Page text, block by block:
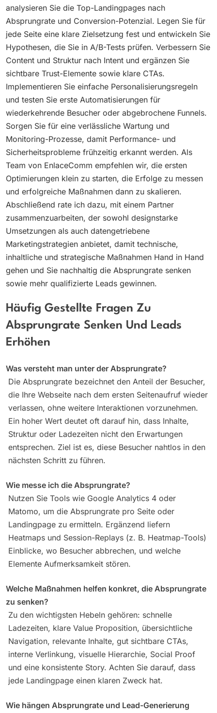
analysieren Sie die Top-Landingpages nach
Absprungrate und Conversion-Potenzial. Legen Sie für
jede Seite eine klare Zielsetzung fest und entwickeln Sie
Hypothesen, die Sie in A/B-Tests prüfen. Verbessern Sie
Content und Struktur nach Intent und ergänzen Sie
sichtbare Trust-Elemente sowie klare CTAs.
Implementieren Sie einfache Personalisierungsregeln
und testen Sie erste Automatisierungen für
wiederkehrende Besucher oder abgebrochene Funnels.
Sorgen Sie für eine verlässliche Wartung und
Monitoring-Prozesse, damit Performance- und
Sicherheitsprobleme frühzeitig erkannt werden. Als
Team von EnlaceComm empfehlen wir, die ersten
Optimierungen klein zu starten, die Erfolge zu messen
und erfolgreiche Maßnahmen dann zu skalieren.
Abschließend rate ich dazu, mit einem Partner
zusammenzuarbeiten, der sowohl designstarke
Umsetzungen als auch datengetriebene
Marketingstrategien anbietet, damit technische,
inhaltliche und strategische Maßnahmen Hand in Hand
gehen und Sie nachhaltig die Absprungrate senken
sowie mehr qualifizierte Leads gewinnen.
Häufig Gestellte Fragen Zu
Absprungrate Senken Und Leads
Erhöhen
Was versteht man unter der Absprungrate?
Die Absprungrate bezeichnet den Anteil der Besucher,
die Ihre Webseite nach dem ersten Seitenaufruf wieder
verlassen, ohne weitere Interaktionen vorzunehmen.
Ein hoher Wert deutet oft darauf hin, dass Inhalte,
Struktur oder Ladezeiten nicht den Erwartungen
entsprechen. Ziel ist es, diese Besucher nahtlos in den
nächsten Schritt zu führen.
Wie messe ich die Absprungrate?
Nutzen Sie Tools wie Google Analytics 4 oder
Matomo, um die Absprungrate pro Seite oder
Landingpage zu ermitteln. Ergänzend liefern
Heatmaps und Session-Replays (z. B. Heatmap-Tools)
Einblicke, wo Besucher abbrechen, und welche
Elemente Aufmerksamkeit stören.
Welche Maßnahmen helfen konkret, die Absprungrate
zu senken?
Zu den wichtigsten Hebeln gehören: schnelle
Ladezeiten, klare Value Proposition, übersichtliche
Navigation, relevante Inhalte, gut sichtbare CTAs,
interne Verlinkung, visuelle Hierarchie, Social Proof
und eine konsistente Story. Achten Sie darauf, dass
jede Landingpage einen klaren Zweck hat.
Wie hängen Absprungrate und Lead-Generierung